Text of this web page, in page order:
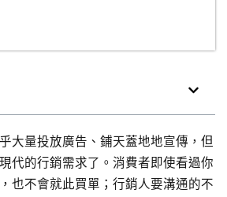
大量投放廣告、鋪天蓋地地宣傳，但
代的行銷需求了。消費者即使看過你
也不會就此買單；行銷人要溝通的不